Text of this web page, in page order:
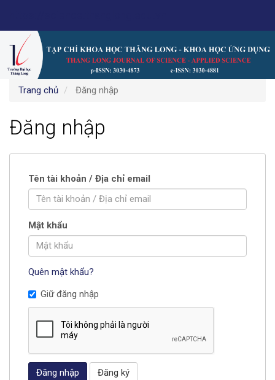
chính
Nội
dung
chính
Thanh
bên
Trang chủ Đăng nhập
Đăng nhập
Tên tài khoản / Địa chỉ email
Mật khẩu
Quên mật khẩu?
Giữ đăng nhập
Đăng nhập Đăng ký